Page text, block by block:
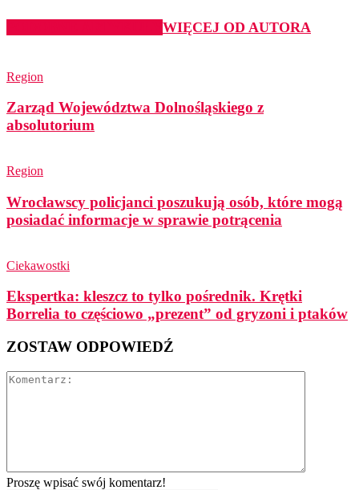
WIĘCEJ OD AUTORA
Region
Zarząd Województwa Dolnośląskiego z
absolutorium
Region
Wrocławscy policjanci poszukują osób, które mogą
posiadać informacje w sprawie potrącenia
Ciekawostki
Ekspertka: kleszcz to tylko pośrednik. Krętki
Borrelia to częściowo „prezent” od gryzoni i ptaków
ZOSTAW ODPOWIEDŹ
Proszę wpisać swój komentarz!